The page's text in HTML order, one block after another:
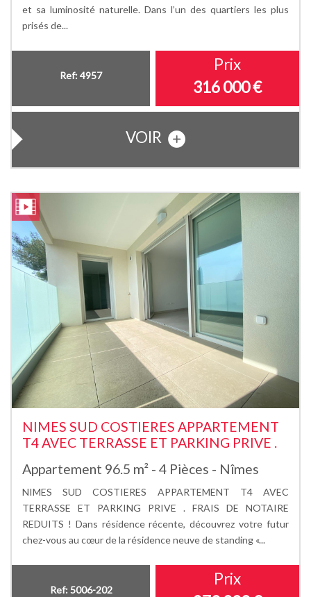
et sa luminosité naturelle. Dans l’un des quartiers les plus
prisés de...
Ref: 4957
Prix
316 000€
VOIR
NIMES SUD COSTIERES APPARTEMENT
T4 AVEC TERRASSE ET PARKING PRIVE .
Appartement 96.5 m² - 4 Pièces - Nîmes
NIMES SUD COSTIERES APPARTEMENT T4 AVEC
TERRASSE ET PARKING PRIVE . FRAIS DE NOTAIRE
REDUITS ! Dans résidence récente, découvrez votre futur
chez-vous au cœur de la résidence neuve de standing «...
Ref: 5006-202
Prix